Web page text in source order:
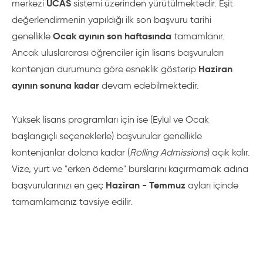
merkezi UCAS sistemi üzerinden yürütülmektedir. Eşit
değerlendirmenin yapıldığı ilk son başvuru tarihi
genellikle Ocak ayının son haftasında tamamlanır.
Ancak uluslararası öğrenciler için lisans başvuruları
kontenjan durumuna göre esneklik gösterip Haziran
ayının sonuna kadar devam edebilmektedir.
Yüksek lisans programları için ise (Eylül ve Ocak
başlangıçlı seçeneklerle) başvurular genellikle
kontenjanlar dolana kadar (Rolling Admissions) açık kalır.
Vize, yurt ve "erken ödeme" burslarını kaçırmamak adına
başvurularınızı en geç Haziran - Temmuz ayları içinde
tamamlamanız tavsiye edilir.